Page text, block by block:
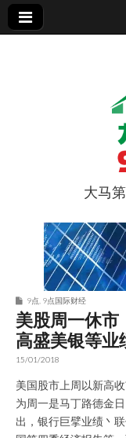
9点股
大马
9点 9点国际财经
美股周一休市
高盛美银等业
15/01/2018
美国股市上周以新高
为周一是马丁路德金
出，银行巨擘业绩丶